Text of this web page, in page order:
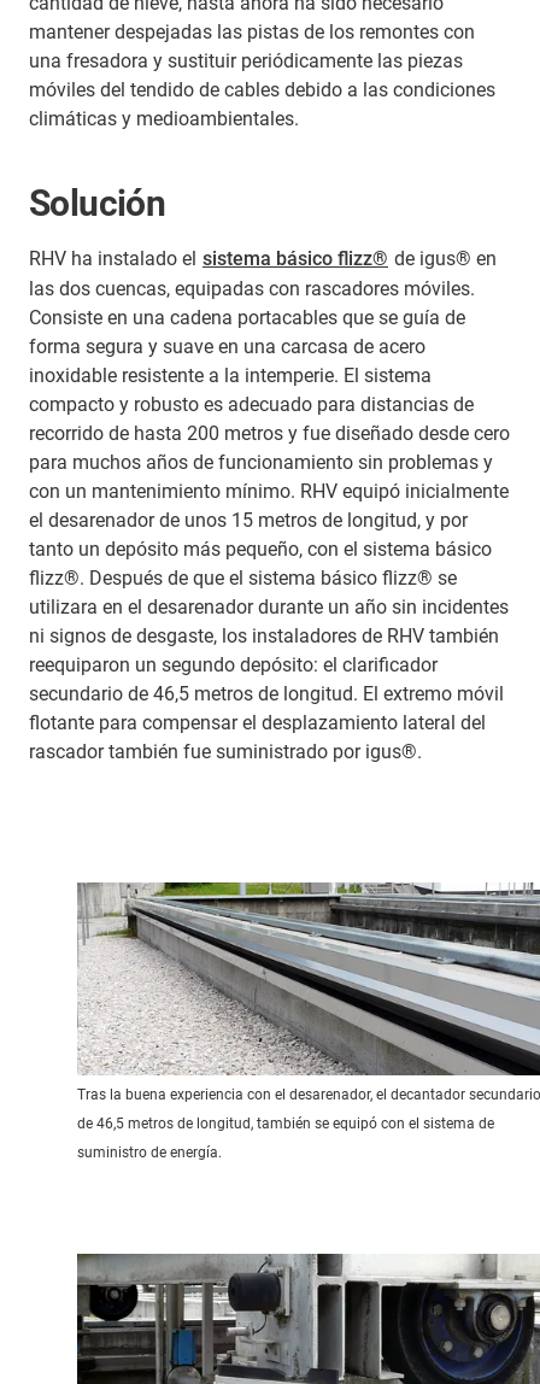
mantener despejadas las pistas de los remontes con
una fresadora y sustituir periódicamente las piezas
móviles del tendido de cables debido a las condiciones
climáticas y medioambientales.
Solución
RHV ha instalado el sistema básico flizz® de igus® en
las dos cuencas, equipadas con rascadores móviles.
Consiste en una cadena portacables que se guía de
forma segura y suave en una carcasa de acero
inoxidable resistente a la intemperie. El sistema
compacto y robusto es adecuado para distancias de
recorrido de hasta 200 metros y fue diseñado desde cero
para muchos años de funcionamiento sin problemas y
con un mantenimiento mínimo. RHV equipó inicialmente
el desarenador de unos 15 metros de longitud, y por
tanto un depósito más pequeño, con el sistema básico
flizz®. Después de que el sistema básico flizz® se
utilizara en el desarenador durante un año sin incidentes
ni signos de desgaste, los instaladores de RHV también
reequiparon un segundo depósito: el clarificador
secundario de 46,5 metros de longitud. El extremo móvil
flotante para compensar el desplazamiento lateral del
rascador también fue suministrado por igus®.
Tras la buena experiencia con el desarenador, el decantador
de 46,5 metros de longitud, también se equipó con el sistema de
suministro de energía.